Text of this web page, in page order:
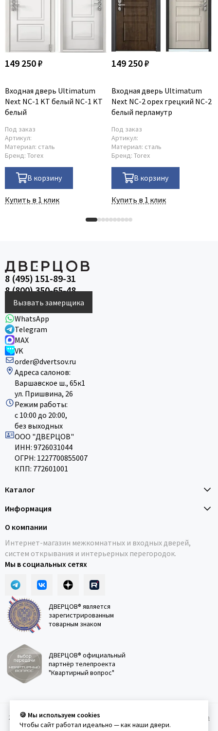
149 250 ₽
Входная дверь Ultimatum
Next NC-1 KT белый NC-1 KT
белый
Под заказ
Артикул:
Материал: сталь
Бренд: Torex
В корзину
Купить в 1 клик
149 250 ₽
Входная дверь Ultimatum
Next NC-2 орех грецкий NC-2
белый перламутр
Под заказ
Артикул:
Материал: сталь
Бренд: Torex
В корзину
Купить в 1 клик
8 (495) 151-89-31
8 (800) 350-65-48
Вызвать замерщика
WhatsApp
Telegram
MAX
VK
order@dvertsov.ru
Адреса салонов:
Варшавское ш., 65к1
ул. Пришвина, 26
Режим работы:
с 10:00 до 20:00,
без выходных
ООО "ДВЕРЦОВ"
ИНН: 9726031044
ОГРН: 1227700855007
КПП: 772601001
Каталог
Информация
О компании
Интернет-магазин межкомнатных и входных дверей,
систем открывания и интерьерных перегородок.
Мы в социальных сетях
ДВЕРЦОВ® является
зарегистрированным
товарным знаком
ДВЕРЦОВ® официальный
партнёр телепроекта
"Квартирный вопрос"
2011-2026 © Дверцов. Карта сайта
Политика
конфеденциальности Условия использования сайта
🍪 Мы используем cookies
Чтобы сайт работал идеально — как наши двери.